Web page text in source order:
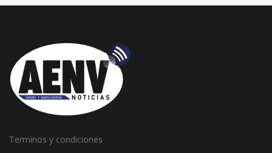
Terminos y condiciones